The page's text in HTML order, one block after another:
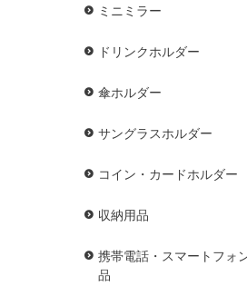
ミニミラー
ドリンクホルダー
傘ホルダー
サングラスホルダー
コイン・カードホルダー
収納用品
携帯電話・スマートフォ
品